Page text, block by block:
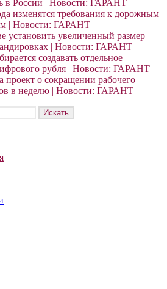
в России | Новости: ГАРАНТ
изменятся требования к дорожным
| Новости: ГАРАНТ
установить увеличенный размер
| Новости: ГАРАНТ
создавать отдельное
рубля | Новости: ГАРАНТ
проект о сокращении рабочего
в неделю | Новости: ГАРАНТ
Искать